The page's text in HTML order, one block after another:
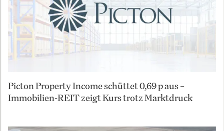
Picton Property Income schüttet 0,69 p aus –
Immobilien-REIT zeigt Kurs trotz Marktdruck